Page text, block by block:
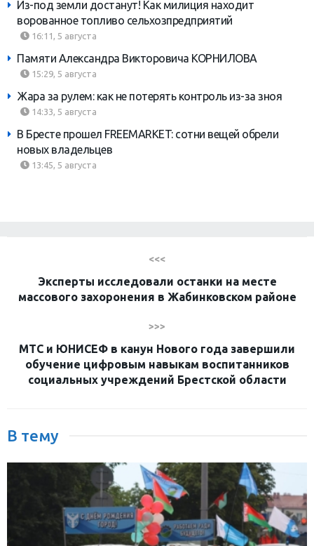
Из-под земли достанут! Как милиция находит
ворованное топливо сельхозпредприятий
16:11, 5 августа
Памяти Александра Викторовича КОРНИЛОВА
15:29, 5 августа
Жара за рулем: как не потерять контроль из-за зноя
14:33, 5 августа
В Бресте прошел FREEMARKET: сотни вещей обрели
новых владельцев
13:45, 5 августа
<<<
Эксперты исследовали останки на месте
массового захоронения в Жабинковском районе
>>>
МТС и ЮНИСЕФ в канун Нового года завершили
обучение цифровым навыкам воспитанников
социальных учреждений Брестской области
В тему